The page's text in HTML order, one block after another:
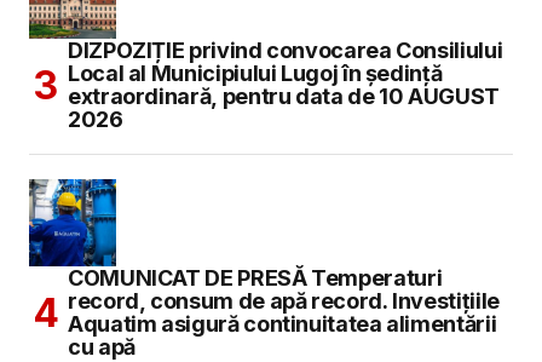
DIZPOZIȚIE privind convocarea Consiliului
Local al Municipiului Lugoj în şedinţă
extraordinară, pentru data de 10 AUGUST
2026
COMUNICAT DE PRESĂ Temperaturi
record, consum de apă record. Investițiile
Aquatim asigură continuitatea alimentării
cu apă